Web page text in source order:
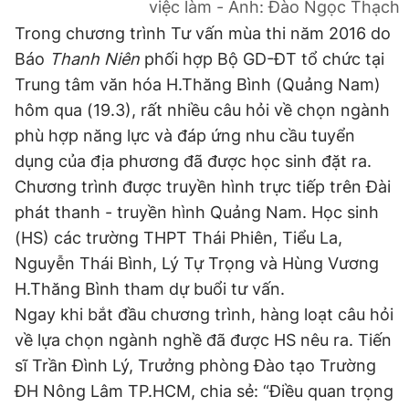
Giấy phép xuất bản số 110/GP - BTTTT cấp ngày 24.3.2020
© 2003-2026 Bản quyền thuộc về Báo Thanh Niên. Cấm sao
chép dưới mọi hình thức nếu không có sự chấp thuận bằng văn
bản. Phát triển bởi ePi Technologies, JSC.
việc làm - Ảnh: Đào Ngọc Thạch
Trong chương trình Tư vấn mùa thi năm 2016 do
Báo Thanh Niên phối hợp Bộ GD-ĐT tổ chức tại
Trung tâm văn hóa H.Thăng Bình (Quảng Nam)
hôm qua (19.3), rất nhiều câu hỏi về chọn ngành
phù hợp năng lực và đáp ứng nhu cầu tuyển
dụng của địa phương đã được học sinh đặt ra.
Chương trình được truyền hình trực tiếp trên Đài
phát thanh - truyền hình Quảng Nam. Học sinh
(HS) các trường THPT Thái Phiên, Tiểu La,
Nguyễn Thái Bình, Lý Tự Trọng và Hùng Vương
H.Thăng Bình tham dự buổi tư vấn.
Ngay khi bắt đầu chương trình, hàng loạt câu hỏi
về lựa chọn ngành nghề đã được HS nêu ra. Tiến
sĩ Trần Đình Lý, Trưởng phòng Đào tạo Trường
ĐH Nông Lâm TP.HCM, chia sẻ: “Điều quan trọng